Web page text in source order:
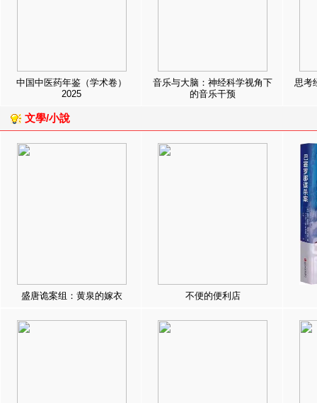
中国中医药年鉴（学术卷）
2025
音乐与大脑：神经科学视角下
的音乐干预
思考
文學/小說
盛唐诡案组：黄泉的嫁衣 不便的便利店